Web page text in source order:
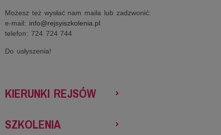
Możesz też wysłać nam maila lub zadzwonić:
e-mail: info@rejsyiszkolenia.pl
telefon: 724 724 744
Do usłyszenia!
KIERUNKI REJSÓW
SZKOLENIA